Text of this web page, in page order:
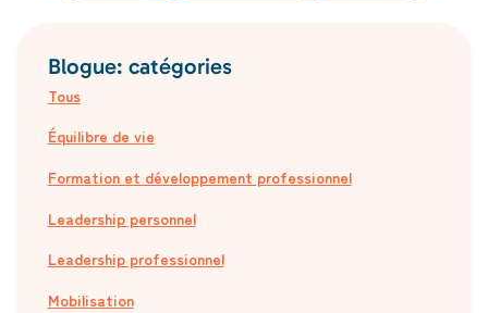
Blogue: catégories
Tous
Équilibre de vie
Formation et développement professionnel
Leadership personnel
Leadership professionnel
Mobilisation